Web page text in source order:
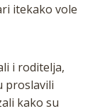
itekako vole
i roditelja,
proslavili
kako su